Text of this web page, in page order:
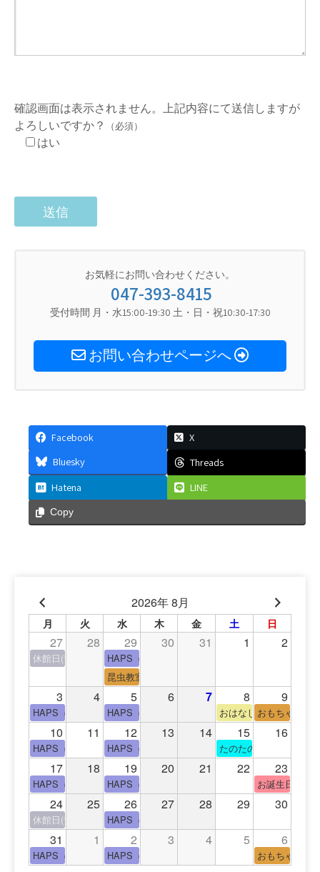
確認画面は表示されません。上記内容にて送信しますが
よろしいですか？
（必須）
はい
お気軽にお問い合わせください。
047-393-8415
受付時間 月・水15:00-19:30 土・日・祝10:30-17:30
お問い合わせページへ
Facebook
X
Bluesky
Threads
Hatena
LINE
Copy
2026年 8月
月 火 水 木 金 土 日
27 28 29 30 31 1 2
休館日(青少年会館休館日)HAPS（中高生タイム）
昆虫教室
3 4 5 6 7 8 9
HAPS（中高生タイム）HAPS（中高生タイム） おはなし会おもちゃの広
10 11 12 13 14 15 16
HAPS（中高生タイム）HAPS（中高生タイム） たのたのサイエンス教
17 18 19 20 21 22 23
HAPS（中高生タイム）HAPS（中高生タイム） お誕生日(手形
24 25 26 27 28 29 30
休館日(青少年会館休館日)HAPS（中高生タイム）
31 1 2 3 4 5 6
HAPS（中高生タイム）HAPS（中高生タイム） おもちゃの広